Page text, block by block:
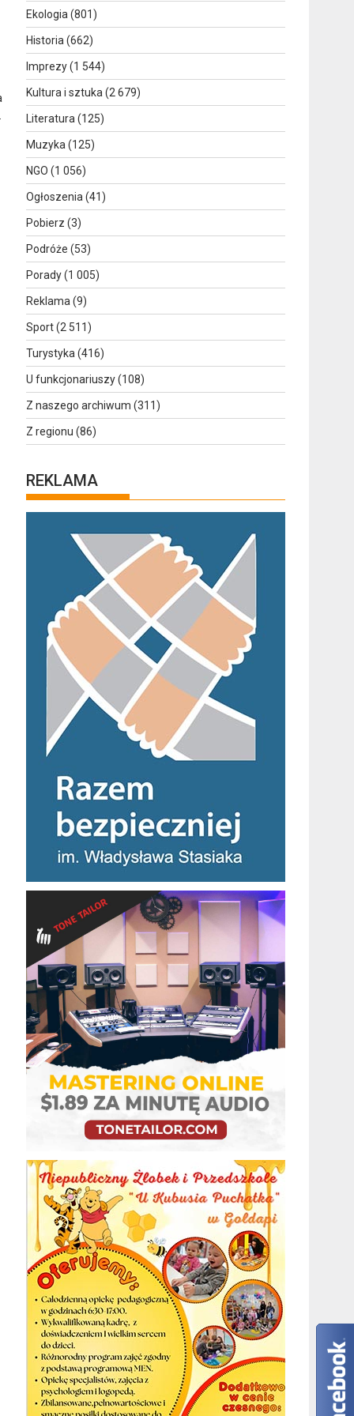
Ekologia (801)
Historia (662)
Imprezy(1 544)
Kultura i sztuka (2 679)
Literatura (125)
Muzyka (125)
NGO (1 056)
Ogłoszenia (41)
Pobierz (3)
Podróże (53)
Porady(1 005)
Reklama (9)
Sport(2 511)
Turystyka (416)
U funkcjonariuszy(108)
Z naszego archiwum (311)
Z regionu (86)
REKLAMA